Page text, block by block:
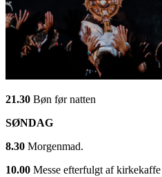
21.30 Bøn før natten
SØNDAG
8.30 Morgenmad.
10.00 Messe efterfulgt af kirkekaffe